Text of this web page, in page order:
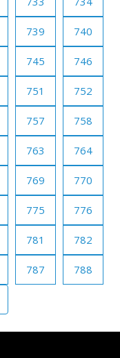
739 740
745 746
751 752
757 758
763 764
769 770
775 776
781 782
787 788